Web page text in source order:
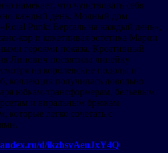
намекает, что чувствовать себя
каждый день. Модный дом
Punk: Версаль на каждый день»,
кор и кокетливая эстетика Марии
героями показа. Креативный
Линович посвятила линейку
на королевские подолы и
коллекция получилась довольно
юбкам-трансформерам, бельевым
и виральным брюкам-
которые легко сочетать с
d/ikzhsvAenJxY4Q